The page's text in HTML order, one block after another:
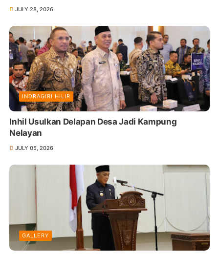
JULY 28, 2026
INDRAGIRI HILIR
Inhil Usulkan Delapan Desa Jadi Kampung
Nelayan
JULY 05, 2026
GALLERY